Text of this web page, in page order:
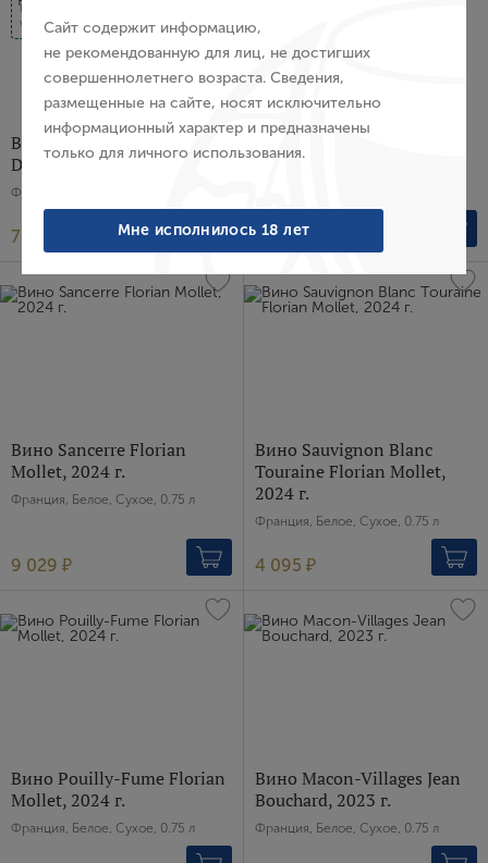
HVE
VDD
Вино Petit Chablis
Domaine Fevre, 2025 г.
Франция, Белое, Сухое, 0.75 л
7 109 ₽
Вино Bordeaux Blanc Belle
France, 2024 г.
2 392 ₽
Вино Sancerre Florian
Mollet, 2024 г.
Франция, Белое, Сухое, 0.75 л
9 029 ₽
Вино Sauvignon Blanc
Touraine Florian Mollet,
2024 г.
Франция, Белое, Сухое, 0.75 л
4 095 ₽
Вино Pouilly-Fume Florian
Mollet, 2024 г.
Франция, Белое, Сухое, 0.75 л
Вино Macon-Villages Jean
Bouchard, 2023 г.
Франция, Белое, Сухое, 0.75 л
Сайт содержит информацию,
не рекомендованную для лиц, не достигших
совершеннолетнего возраста. Сведения,
размещенные на сайте, носят исключительно
информационный характер и предназначены
только для личного использования.
Мне исполнилось 18 лет
Пароль
Войти
Создание учетной записи
Я согласен с условиями
пользовательского